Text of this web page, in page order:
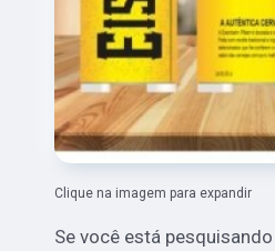
Clique na imagem para expandir
Se você está